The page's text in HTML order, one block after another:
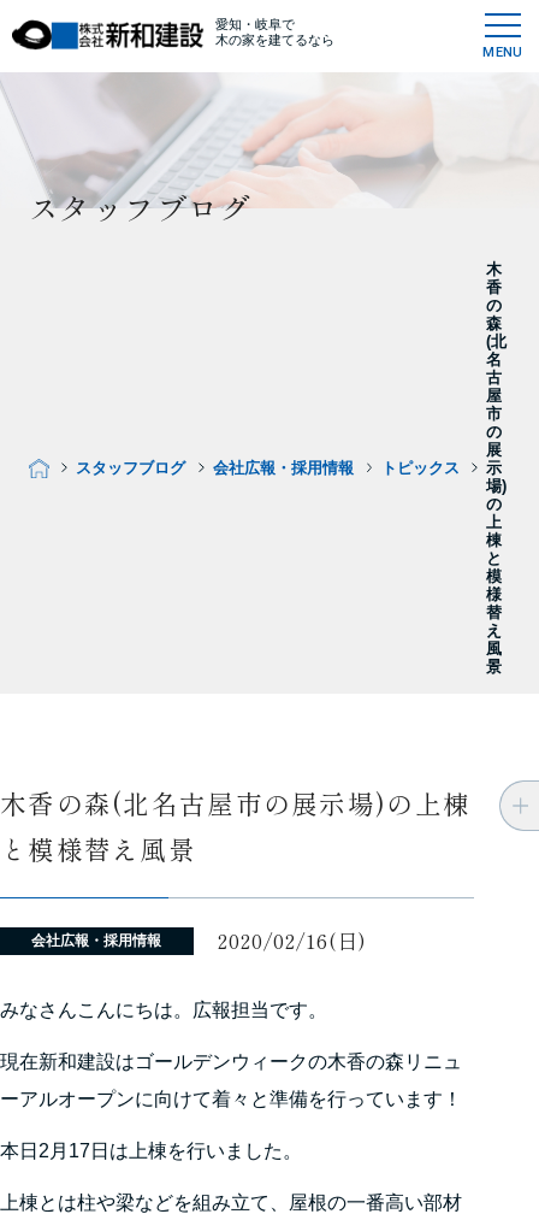
愛知・岐阜で
木の家を建てるなら
MENU
スタッフブログ
スタッフブログ 会社広報・採用情報 トピックス
木
香
の
森
(北
名
古
屋
市
の
展
示
場)
の
上
棟
と
模
様
替
え
風
景
木香の森(北名古屋市の展示場)の上棟
と模様替え風景
会社広報・採用情報 2020/02/16(日)
みなさんこんにちは。広報担当です。
現在新和建設はゴールデンウィークの木香の森リニュ
ーアルオープンに向けて着々と準備を行っています！
本日2月17日は上棟を行いました。
上棟とは柱や梁などを組み立て、屋根の一番高い部材